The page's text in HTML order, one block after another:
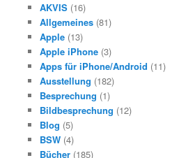
n
AKVIS (16)
Allgemeines (81)
Apple (13)
Apple iPhone (3)
Apps für iPhone/Android (11)
Ausstellung (182)
Besprechung (1)
Bildbesprechung (12)
Blog (5)
BSW (4)
Bücher (185)